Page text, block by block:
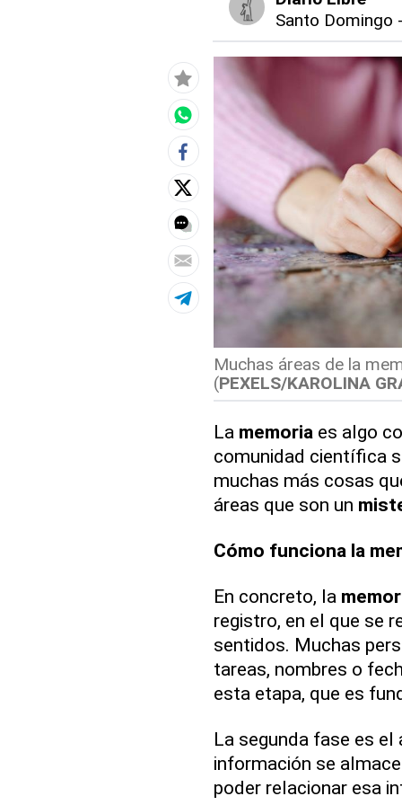
Santo Domingo
Muchas áreas de la
(PEXELS/KAROLINA
La memoria es algo
comunidad científica
muchas más cosas
áreas que son un
Cómo funciona la
En concreto, la
registro, en el que se
sentidos. Muchas
tareas, nombres o
esta etapa, que es
La segunda fase es
información se
poder relacionar esa